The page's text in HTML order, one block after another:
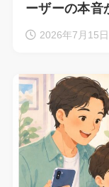
ーザーの本音
2026年7月15日